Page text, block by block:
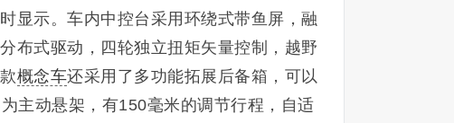
显示。车内中控台采用环绕式带鱼屏，融
布式驱动，四轮独立扭矩矢量控制，越野
概念车还采用了多功能拓展后备箱，可以
主动悬架，有150毫米的调节行程，自适